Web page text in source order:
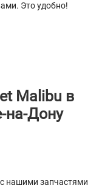
Это удобно!
Malibu в
на-Дону
нашими запчастями